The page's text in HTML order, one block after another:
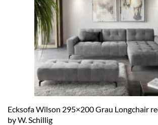
Ecksofa Wilson 295×200 Grau Longchair
by W. Schillig